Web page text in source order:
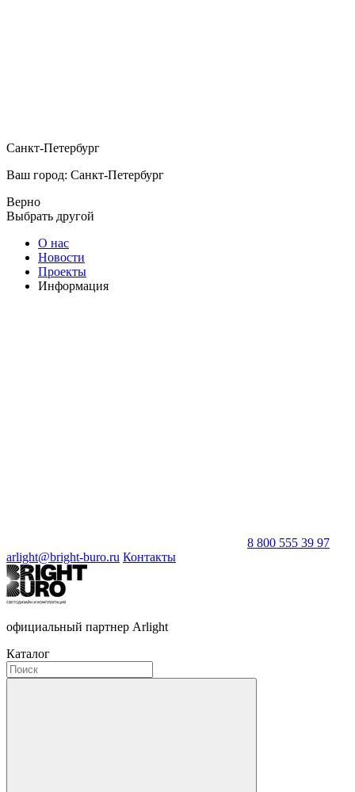
Санкт-Петербург
Ваш город: Санкт-Петербург
Верно
Выбрать другой
О нас
Новости
Проекты
Информация
8 800 555 39 97
arlight@bright-buro.ru Контакты
официальный партнер Arlight
Каталог